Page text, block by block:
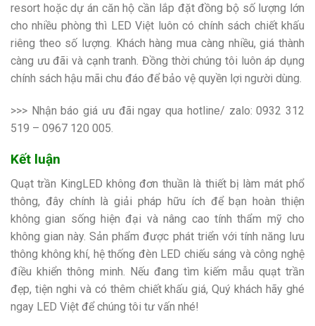
resort hoặc dự án căn hộ cần lắp đặt đồng bộ số lượng lớn
cho nhiều phòng thì LED Việt luôn có chính sách chiết khấu
riêng theo số lượng. Khách hàng mua càng nhiều, giá thành
càng ưu đãi và cạnh tranh. Đồng thời chúng tôi luôn áp dụng
chính sách hậu mãi chu đáo để bảo vệ quyền lợi người dùng.
>>> Nhận báo giá ưu đãi ngay qua hotline/ zalo:0932 312
519 – 0967 120 005.
Kết luận
Quạt trần KingLED không đơn thuần là thiết bị làm mát phổ
thông, đây chính là giải pháp hữu ích để bạn hoàn thiện
không gian sống hiện đại và nâng cao tính thẩm mỹ cho
không gian này. Sản phẩm được phát triển với tính năng lưu
thông không khí, hệ thống đèn LED chiếu sáng và công nghệ
điều khiển thông minh. Nếu đang tìm kiếm mẫu quạt trần
đẹp, tiện nghi và có thêm chiết khấu giá, Quý khách hãy ghé
ngay LED Việt để chúng tôi tư vấn nhé!